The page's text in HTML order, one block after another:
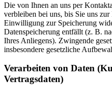
Die von Ihnen an uns per
verbleiben bei uns, bis Sie uns
Einwilligung zur Speicherung
Datenspeicherung entfällt (z. B.
Ihres Anliegens). Zwingende
insbesondere gesetzliche
Verarbeiten von Daten
Vertragsdaten)